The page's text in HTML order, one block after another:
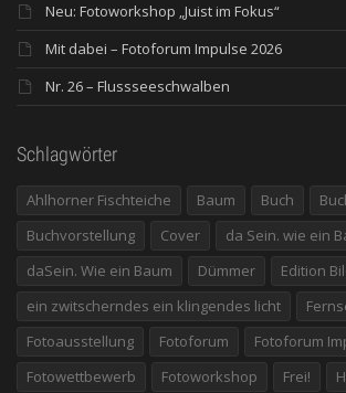
Neu: Fotoworkshop „Juist im Fokus“
Mit dabei – Fotoforum Impulse 2026
Nr. 26 – Flussseeschwalben
Schlagwörter
Ahlhorner Fischteiche Baum Buch
Buchvorstellung
Cover
da Sein. wie ein
daSein. Wie ein Baum
Dümmer
Edition
ein zwitscherndes ein klingendes licht
Fotoausstellung
Fotoforum
Fotoforum
Fotowettbewerb
Fotoworkshop Frei!